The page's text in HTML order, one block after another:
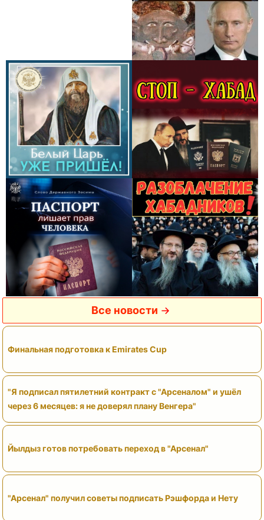
Все новости
Финальная подготовка к Emirates Cup
"Я подписал пятилетний контракт с "Арсеналом" и ушёл
через 6 месяцев: я не доверял плану Венгера"
Йылдыз готов потребовать переход в "Арсенал"
"Арсенал" получил советы подписать Рэшфорда и Нету